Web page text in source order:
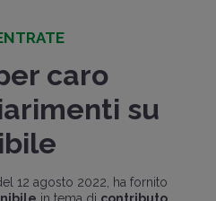
caro
su
12 agosto 2022, ha fornito
in tema di contributo